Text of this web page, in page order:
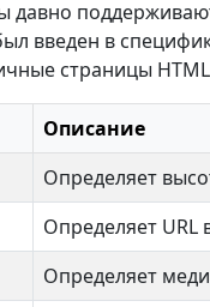
давно
введен в
страницы
Описание
Определяет
Определяет
Определяет